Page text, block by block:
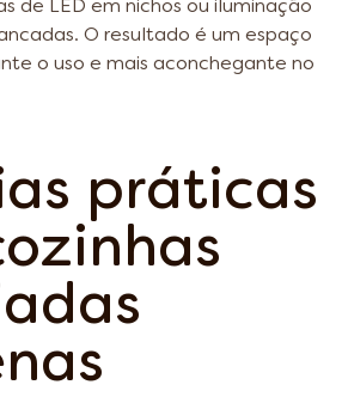
de LED em nichos ou iluminação
O resultado é um espaço
o uso e mais aconchegante no
práticas